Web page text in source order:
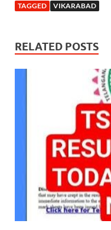
TAGGED VIKARABAD
RELATED POSTS